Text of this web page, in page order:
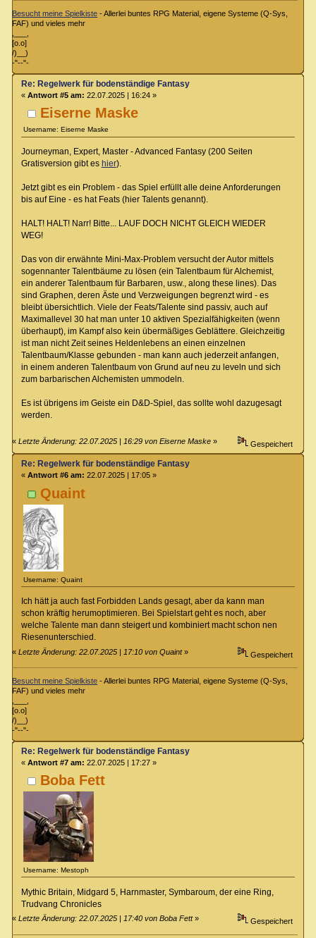
Besucht meine Spielkiste - Allerlei buntes RPG Material, eigene Systeme (Q-Sys,
FAF) und vieles mehr
[o.o]
/)__)
-"--"-
Eiserne Maske
Username: Eiserne Maske
Re: Regelwerk für bodenständige Fantasy
« Antwort #5 am: 22.07.2025 | 16:24 »
Journeyman, Expert, Master - Advanced Fantasy (200 Seiten
Gratisversion gibt es hier).
Jetzt gibt es ein Problem - das Spiel erfüllt alle deine Anforderungen
bis auf Eine - es hat Feats (hier Talents genannt).
HALT! HALT! Narr! Bitte... LAUF DOCH NICHT GLEICH WIEDER
WEG!
Das von dir erwähnte Mini-Max-Problem versucht der Autor mittels
sogennanter Talentbäume zu lösen (ein Talentbaum für Alchemist,
ein anderer Talentbaum für Barbaren, usw., along these lines). Das
sind Graphen, deren Äste und Verzweigungen begrenzt wird - es
bleibt übersichtlich. Viele der Feats/Talente sind passiv, auch auf
Maximallevel 30 hat man unter 10 aktiven Spezialfähigkeiten (wenn
überhaupt), im Kampf also kein übermäßiges Geblättere. Gleichzeitig
ist man nicht Zeit seines Heldenlebens an einen einzelnen
Talentbaum/Klasse gebunden - man kann auch jederzeit anfangen,
in einem anderen Talentbaum von Grund auf neu zu leveln und sich
zum barbarischen Alchemisten ummodeln.
Es ist übrigens im Geiste ein D&D-Spiel, das sollte wohl dazugesagt
werden.
«Letzte Änderung: 22.07.2025 | 16:29 von Eiserne Maske » Gespeichert
Quaint
Username: Quaint
Re: Regelwerk für bodenständige Fantasy
« Antwort #6 am: 22.07.2025 | 17:05 »
Ich hätt ja auch fast Forbidden Lands gesagt, aber da kann man
schon kräftig herumoptimieren. Bei Spielstart geht es noch, aber
welche Talente man dann steigert und kombiniert macht schon nen
Riesenunterschied.
«Letzte Änderung: 22.07.2025 | 17:10 von Quaint» Gespeichert
Besucht meine Spielkiste - Allerlei buntes RPG Material, eigene Systeme (Q-Sys,
FAF) und vieles mehr
[o.o]
/)__)
-"--"-
Boba Fett
Username: Mestoph
Re: Regelwerk für bodenständige Fantasy
« Antwort #7 am: 22.07.2025 | 17:27 »
Mythic Britain, Midgard 5, Harnmaster, Symbaroum, der eine Ring,
Trudvang Chronicles
«Letzte Änderung: 22.07.2025 | 17:40 von Boba Fett» Gespeichert